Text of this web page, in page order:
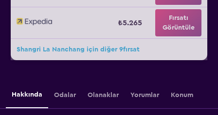
₺5.265
Fırsatı
Görüntüle
Shangri La Nanchang için diğer 9fırsat
Hakkında Odalar Olanaklar Yorumlar Konum